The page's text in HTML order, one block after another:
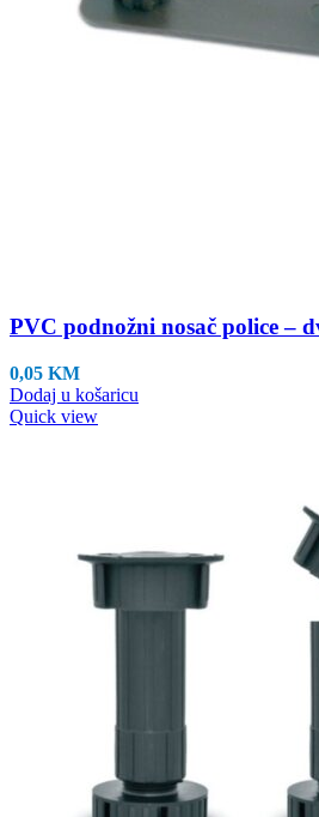
PVC podnožni nosač police –
0,05 KM
Dodaj u košaricu
Quick view